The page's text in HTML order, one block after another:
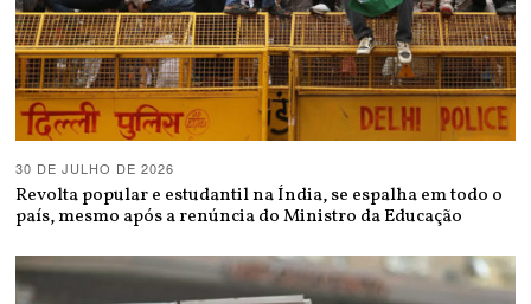
30 DE JULHO DE 2026
Revolta popular e estudantil na Índia, se espalha em todo o
país, mesmo após a renúncia do Ministro da Educação